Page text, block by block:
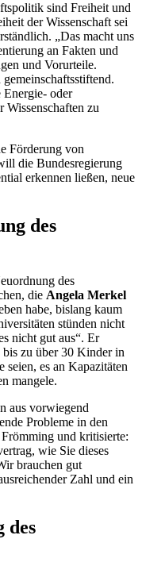
sind Freiheit und
der Wissenschaft sei
„Das macht uns
an Fakten und
und Vorurteile.
Energie- oder
zu
Förderung von
die Bundesregierung
erkennen ließen, neue
des
des
die Angela Merkel
habe, bislang kaum
stünden nicht
nicht gut aus“. Er
bis zu über 30 Kinder in
seien, es an Kapazitäten
mangele.
aus vorwiegend
Probleme in den
Frömming und kritisierte:
wie Sie dieses
brauchen gut
Zahl und ein
des